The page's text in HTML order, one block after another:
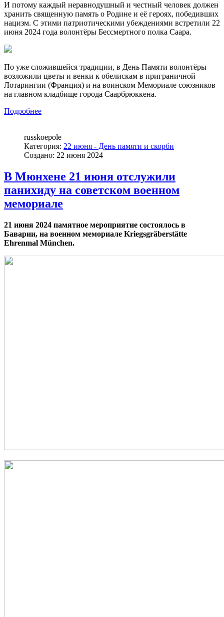
И потому каждый неравнодушный и честный человек должен
хранить священную память о Родине и её героях, победивших
нацизм. С этими патриотическими убеждениями встретили 22
июня 2024 года волонтёры Бессмертного полка Саара.
По уже сложившейся традиции, в День Памяти волонтёры
возложили цветы и венки к обелискам в приграничной
Лотарингии (Франция) и на воинском Мемориале союзников
на главном кладбище города Саарбрюккена.
Подробнее
russkoepole
Категория: 22 июня - День памяти и скорби
Создано: 22 июня 2024
В Мюнхене 21 июня отслужили
панихиду на советском военном
мемориале
21 июня 2024 памятное мероприятие состоялось в
Баварии, на военном мемориале Kriegsgräberstätte
Ehrenmal München.